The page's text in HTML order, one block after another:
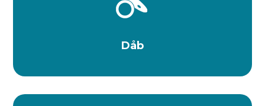
Dåb